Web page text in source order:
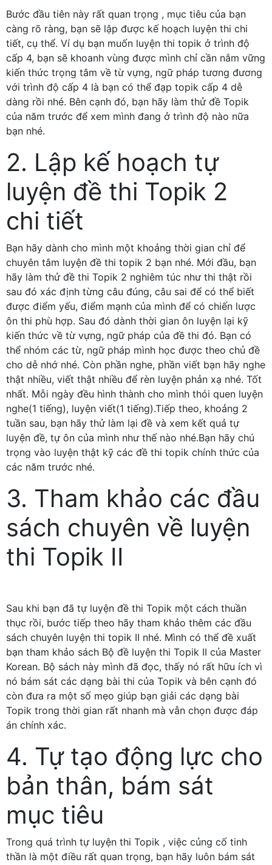
Bước đầu tiên này rất quan trọng , mục tiêu của bạn
càng rõ ràng, bạn sẽ lập được kế hoạch luyện thi chi
tiết, cụ thể. Ví dụ bạn muốn luyện thi topik ở trình độ
cấp 4, bạn sẽ khoanh vùng được mình chỉ cần nắm vững
kiến thức trọng tâm về từ vựng, ngữ pháp tương đương
với trình độ cấp 4 là bạn có thể đạp topik cấp 4 dễ
dàng rồi nhé. Bên cạnh đó, bạn hãy làm thử đề Topik
của năm trước để xem mình đang ở trình độ nào nữa
bạn nhé.
2. Lập kế hoạch tự
luyện đề thi Topik 2
chi tiết
Bạn hãy dành cho mình một khoảng thời gian chỉ để
chuyên tâm luyện đề thi topik 2 bạn nhé. Mới đầu, bạn
hãy làm thử đề thi Topik 2 nghiêm túc như thi thật rồi
sau đó xác định từng câu đúng, câu sai để có thể biết
được điểm yếu, điểm mạnh của mình để có chiến lược
ôn thi phù hợp. Sau đó dành thời gian ôn luyện lại kỹ
kiến thức về từ vựng, ngữ pháp của đề thi đó. Bạn có
thể nhóm các từ, ngữ pháp mình học được theo chủ đề
cho dễ nhớ nhé. Còn phần nghe, phần viết bạn hãy nghe
thật nhiều, viết thật nhiều để rèn luyện phản xạ nhé. Tốt
nhất. Mỗi ngày đều hình thành cho mình thói quen luyện
nghe(1 tiếng), luyện viết(1 tiếng).Tiếp theo, khoảng 2
tuần sau, bạn hãy thử làm lại đề và xem kết quả tự
luyện đề, tự ôn của mình như thế nào nhé.Bạn hãy chú
trọng vào luyện thật kỹ các đề thi topik chính thức của
các năm trước nhé.
3. Tham khảo các đầu
sách chuyên về luyện
thi Topik II
Sau khi bạn đã tự luyện đề thi Topik một cách thuần
thục rồi, bước tiếp theo hãy tham khảo thêm các đầu
sách chuyên luyện thi topik II nhé. Mình có thể đề xuất
bạn tham khảo sách Bộ đề luyện thi Topik II của Master
Korean. Bộ sách này mình đã đọc, thấy nó rất hữu ích vì
nó bám sát các dạng bài thi của Topik và bên cạnh đó
còn đưa ra một số mẹo giúp bạn giải các dạng bài
Topik trong thời gian rất nhanh mà vẫn chọn được đáp
án chính xác.
4. Tự tạo động lực cho
bản thân, bám sát
mục tiêu
Trong quá trình tự luyện thi Topik , việc củng cố tinh
thần là một điều rất quan trọng, bạn hãy luôn bám sát